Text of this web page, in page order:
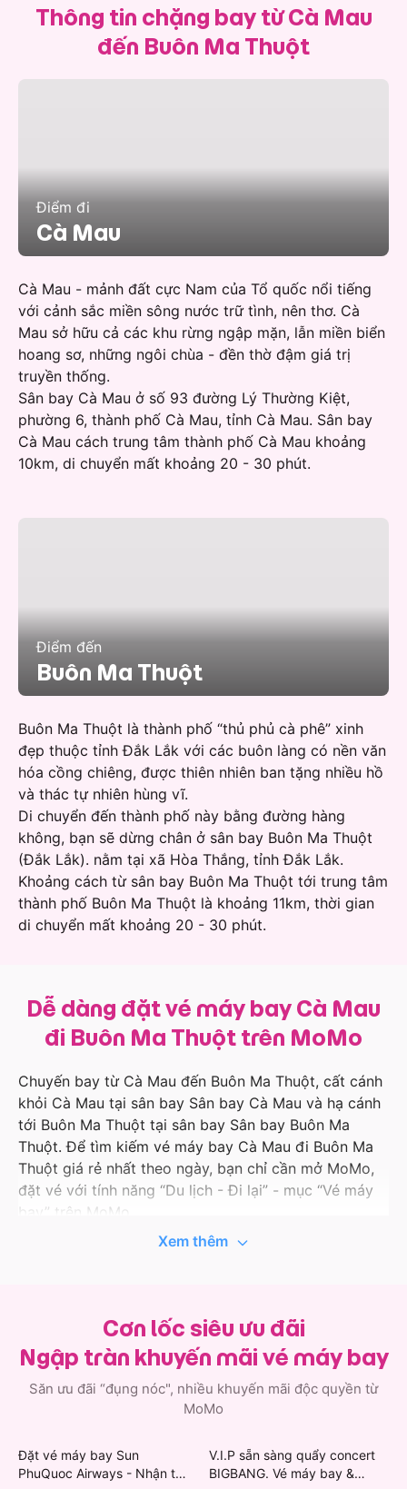
Thông tin chặng bay từ Cà Mau
đến Buôn Ma Thuột
Điểm đi
Cà Mau
Cà Mau - mảnh đất cực Nam của Tổ quốc nổi tiếng
với cảnh sắc miền sông nước trữ tình, nên thơ. Cà
Mau sở hữu cả các khu rừng ngập mặn, lẫn miền biển
hoang sơ, những ngôi chùa - đền thờ đậm giá trị
truyền thống.
Sân bay Cà Mau ở số 93 đường Lý Thường Kiệt,
phường 6, thành phố Cà Mau, tỉnh Cà Mau. Sân bay
Cà Mau cách trung tâm thành phố Cà Mau khoảng
10km, di chuyển mất khoảng 20 - 30 phút.
Điểm đến
Buôn Ma Thuột
Buôn Ma Thuột là thành phố “thủ phủ cà phê” xinh
đẹp thuộc tỉnh Đắk Lắk với các buôn làng có nền văn
hóa cồng chiêng, được thiên nhiên ban tặng nhiều hồ
và thác tự nhiên hùng vĩ.
Di chuyển đến thành phố này bằng đường hàng
không, bạn sẽ dừng chân ở sân bay Buôn Ma Thuột
(Đắk Lắk). nằm tại xã Hòa Thắng, tỉnh Đắk Lắk.
Khoảng cách từ sân bay Buôn Ma Thuột tới trung tâm
thành phố Buôn Ma Thuột là khoảng 11km, thời gian
di chuyển mất khoảng 20 - 30 phút.
Dễ dàng đặt vé máy bay Cà Mau
đi Buôn Ma Thuột trên MoMo
Chuyến bay từ Cà Mau đến Buôn Ma Thuột, cất cánh
khỏi Cà Mau tại sân bay Sân bay Cà Mau và hạ cánh
tới Buôn Ma Thuột tại sân bay Sân bay Buôn Ma
Thuột. Để tìm kiếm vé máy bay Cà Mau đi Buôn Ma
Thuột giá rẻ nhất theo ngày, bạn chỉ cần mở MoMo,
đặt vé với tính năng “Du lịch - Đi lại” - mục “Vé máy
bay” trên MoMo.
Ứng dụng MoMo liên tục cập nhật thông tin hành
Airways, Pacific Airlines… Vì vậy, khi đặt vé máy bay
đi Cà Mau trên MoMo, bạn còn có cơ hội nhận thêm
các ưu đãi độc quyền đầy bất ngờ. Việc quản lý hành
trình bay của bạn cũng đơn giản hơn khi thông tin vé
máy bay Cà Mau đi Buôn Ma Thuột được lưu ngay
Không chỉ có vé đi Buôn Ma Thuột, MoMo còn có vô
vàn lựa chọn chuyến bay từ Cà Mau, cất cánh khám
Xem thêm
Cơn lốc siêu ưu đãi
Ngập tràn khuyến mãi vé máy bay
Săn ưu đãi “đụng nóc", nhiều khuyến mãi độc quyền từ
MoMo
Đặt vé máy bay Sun
PhuQuoc Airways - Nhận thẻ
V.I.P sẵn sàng quẩy concert
BIGBANG. Vé máy bay &